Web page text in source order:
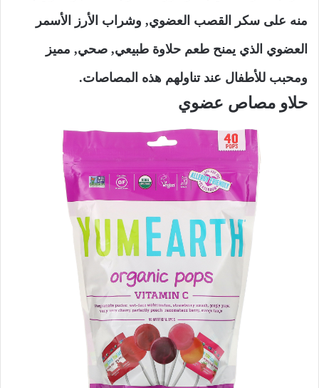
منه على سكر القصب العضوي, وشراب الأرز الأسمر
العضوي الذي يمنح طعم حلاوة طبيعي, صحي, مميز
ومحبب للأطفال عند تناولهم هذه المصاصات.
حلاو مصاص عضوي